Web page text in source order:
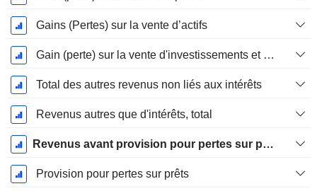
Gains (Pertes) sur la vente d’actifs
Gain (perte) sur la vente d'investissements et de titres - (Rev)
Total des autres revenus non liés aux intérêts
Revenus autres que d'intérêts, total
Revenus avant provision pour pertes sur prêts
Provision pour pertes sur prêts